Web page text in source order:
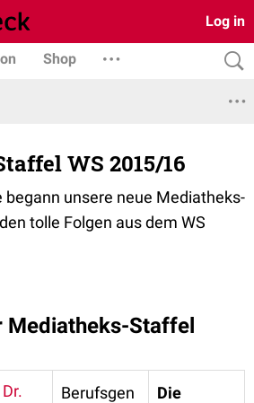
Log in
Shop
WS 2015/16
begann unsere neue Mediatheks-
tolle Folgen aus dem WS
Mediatheks-Staffel
Berufsgen
Die